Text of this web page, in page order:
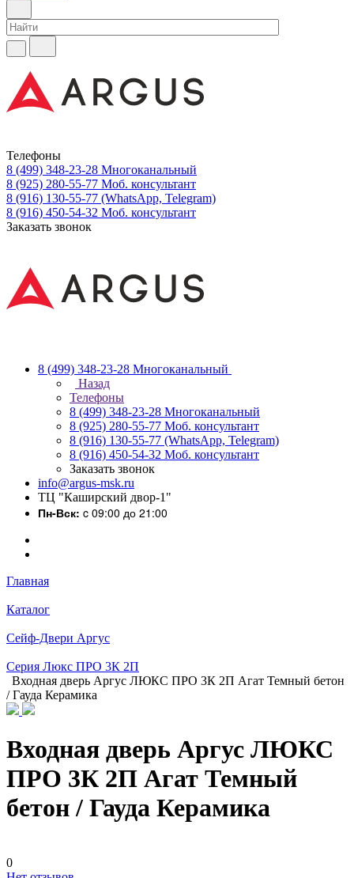
Телефоны
8 (499) 348-23-28 Многоканальный
8 (925) 280-55-77 Моб. консультант
8 (916) 130-55-77 (WhatsApp, Telegram)
8 (916) 450-54-32 Моб. консультант
Заказать звонок
8 (499) 348-23-28 Многоканальный
Назад
Телефоны
8 (499) 348-23-28 Многоканальный
8 (925) 280-55-77 Моб. консультант
8 (916) 130-55-77 (WhatsApp, Telegram)
8 (916) 450-54-32 Моб. консультант
Заказать звонок
info@argus-msk.ru
ТЦ "Каширский двор-1"
Пн-Вск: c 09:00 до 21:00
Главная
Каталог
Сейф-Двери Аргус
Серия Люкс ПРО 3К 2П
Входная дверь Аргус ЛЮКС ПРО 3К 2П Агат Темный бетон
/ Гауда Керамика
Входная дверь Аргус ЛЮКС
ПРО 3К 2П Агат Темный
бетон / Гауда Керамика
0